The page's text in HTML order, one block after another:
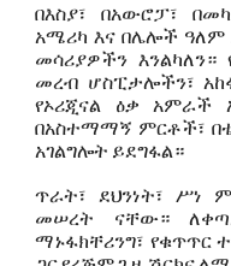
በእስያ፣ በአውሮፓ፣
አሜሪካ እና በሌሎች ዓለም
መሳሪያዎችን
መረብ ሆስፒታሎችን፣
የኦሪጂናል ዕቃ አምራች
በአስተማማኝ ምርቶች፣
አገልግሎት ይደግፋል።
ጥራት፣ ደህንነት፣ ሥነ
መሠረት ናቸው።
ማኑፋክቸሪንግ፣ የቁጥጥር